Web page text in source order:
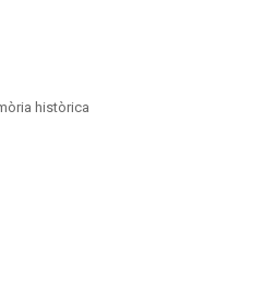
històrica